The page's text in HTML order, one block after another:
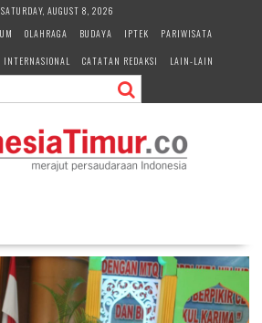
SATURDAY, AUGUST 8, 2026
OLAHRAGA BUDAYA IPTEK
PARIWISATA
INTERNASIONAL CATATAN REDAKSI LAIN-LAIN